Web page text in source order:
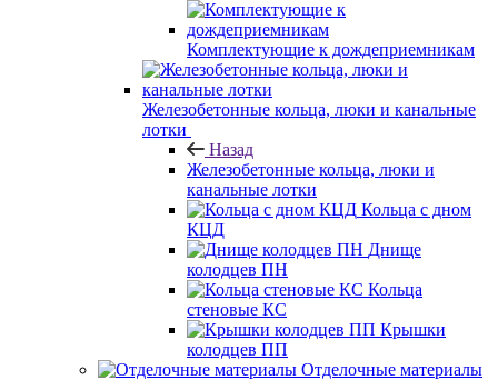
Комплектующие к дождеприемникам
Железобетонные кольца, люки и канальные
лотки
Назад
Железобетонные кольца, люки и
канальные лотки
Кольца с дном
КЦД
Днище
колодцев ПН
Кольца
стеновые КС
Крышки
колодцев ПП
Отделочные материалы